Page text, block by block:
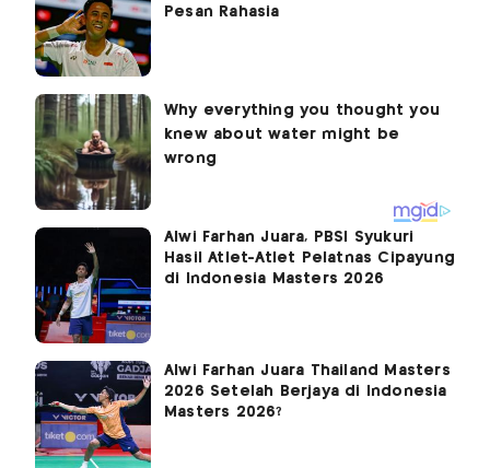
Pesan Rahasia
Alwi Farhan Juara, PBSI Syukuri
Hasil Atlet-Atlet Pelatnas Cipayung
di Indonesia Masters 2026
Alwi Farhan Juara Thailand Masters
2026 Setelah Berjaya di Indonesia
Masters 2026?